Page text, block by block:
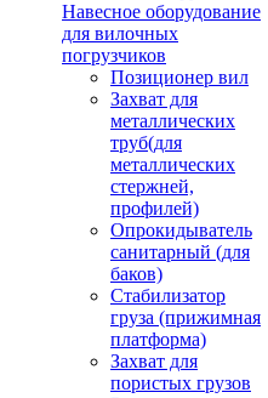
Навесное оборудование
для вилочных
погрузчиков
Позиционер вил
Захват для
металлических
труб(для
металлических
стержней,
профилей)
Опрокидыватель
санитарный (для
баков)
Стабилизатор
груза (прижимная
платформа)
Захват для
пористых грузов